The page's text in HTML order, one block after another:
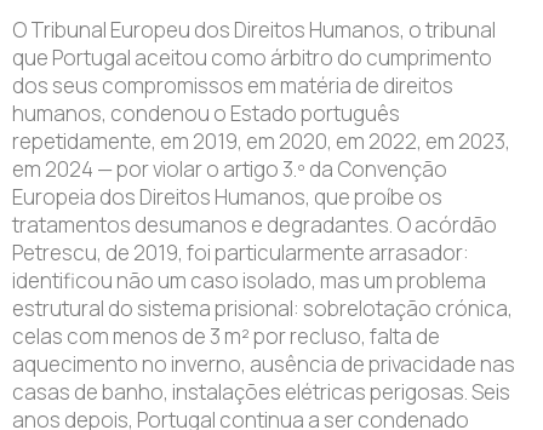
O Tribunal Europeu dos Direitos Humanos, o tribunal
que Portugal aceitou como árbitro do cumprimento
dos seus compromissos em matéria de direitos
humanos, condenou o Estado português
repetidamente, em 2019, em 2020, em 2022, em 2023,
em 2024 — por violar o artigo 3.º da Convenção
Europeia dos Direitos Humanos, que proíbe os
tratamentos desumanos e degradantes. O acórdão
Petrescu, de 2019, foi particularmente arrasador:
identificou não um caso isolado, mas um problema
estrutural do sistema prisional: sobrelotação crónica,
celas com menos de 3 m² por recluso, falta de
aquecimento no inverno, ausência de privacidade nas
casas de banho, instalações elétricas perigosas. Seis
anos depois, Portugal continua a ser condenado